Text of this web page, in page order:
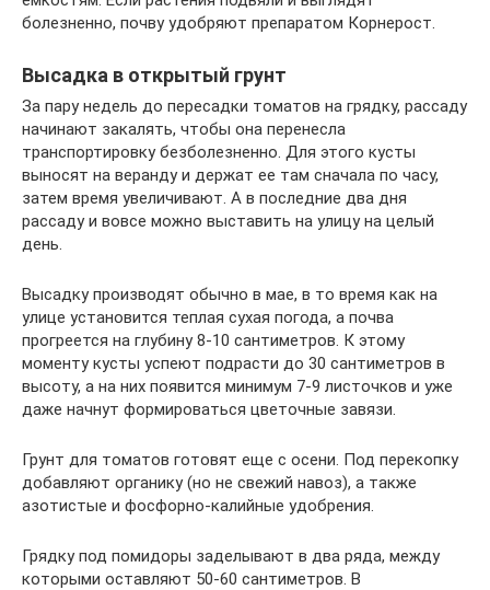
болезненно, почву удобряют препаратом Корнерост.
Высадка в открытый грунт
За пару недель до пересадки томатов на грядку, рассаду
начинают закалять, чтобы она перенесла
транспортировку безболезненно. Для этого кусты
выносят на веранду и держат ее там сначала по часу,
затем время увеличивают. А в последние два дня
рассаду и вовсе можно выставить на улицу на целый
день.
Высадку производят обычно в мае, в то время как на
улице установится теплая сухая погода, а почва
прогреется на глубину 8-10 сантиметров. К этому
моменту кусты успеют подрасти до 30 сантиметров в
высоту, а на них появится минимум 7-9 листочков и уже
даже начнут формироваться цветочные завязи.
Грунт для томатов готовят еще с осени. Под перекопку
добавляют органику (но не свежий навоз), а также
азотистые и фосфорно-калийные удобрения.
Грядку под помидоры заделывают в два ряда, между
которыми оставляют 50-60 сантиметров. В